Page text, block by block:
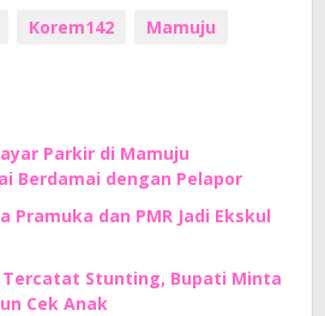
Korem142
Mamuju
Parkir di Mamuju
Berdamai dengan Pelapor
Pramuka dan PMR Jadi Ekskul
Tercatat Stunting, Bupati Minta
Cek Anak